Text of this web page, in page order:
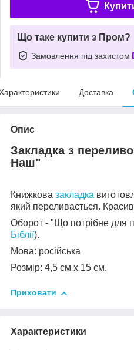
Що таке купити з Пром?
Замовлення під захистом
Доставка
Опис
Закладка з
Наш"
Книжкова закладка
який переливається.
Оборот - "Що потрібне для
Біблії).
Мова: російська
Розмір: 4,5 см х 15 см.
Приховати
Характеристики